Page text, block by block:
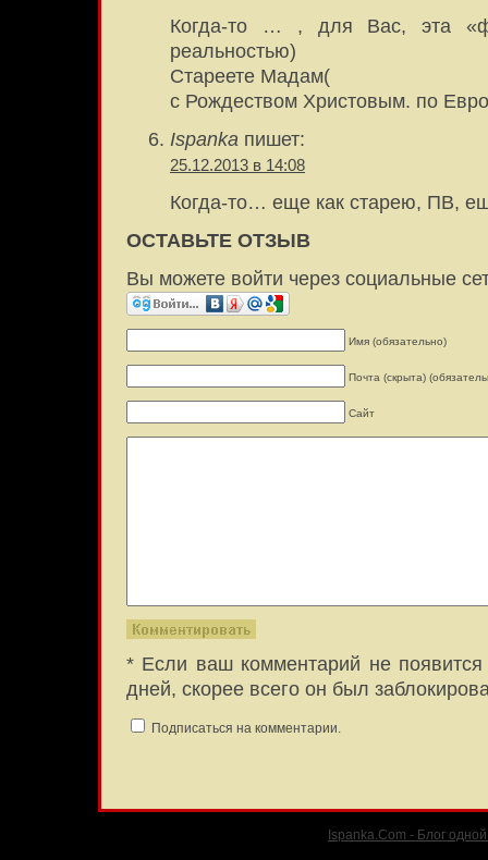
Когда-то … , для Вас, эта
реальностью)
Стареете Мадам(
с Рождеством Христовым. по
Ispanka пишет:
25.12.2013 в 14:08
Когда-то… еще как старею, ПВ,
ОСТАВЬТЕ ОТЗЫВ
Вы можете войти через социальные
Имя (обязательно)
Почта (скрыта)
Сайт
* Если ваш комментарий не появится
дней, скорее всего он был
Подписаться на комментарии.
Ispanka.Com - Блог